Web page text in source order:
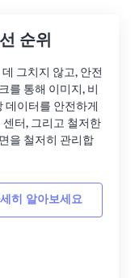
순위
그치지 않고, 안전
를 통해 이미지, 비
데이터를 안전하게
터, 그리고 철저한
을 철저히 관리합
히 알아보세요